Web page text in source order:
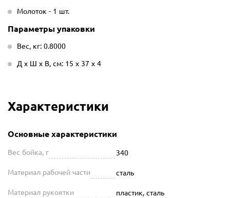
Молоток - 1 шт.
Параметры упаковки
Вес, кг: 0.8000
Д х Ш х В, см: 15 х 37 х 4
Характеристики
Основные характеристики
Вес бойка, г 340
Материал рабочей части сталь
Материал рукоятки пластик, сталь